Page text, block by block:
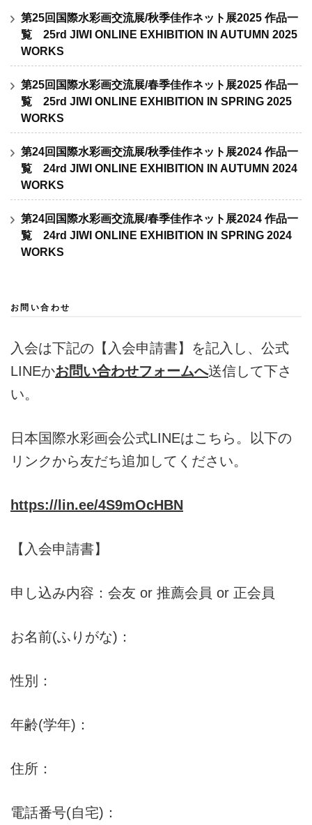
第25回国際水彩画交流展/秋季佳作ネット展2025 作品一
覧 25rd JIWI ONLINE EXHIBITION IN AUTUMN 2025
WORKS
第25回国際水彩画交流展/春季佳作ネット展2025 作品一
覧 25rd JIWI ONLINE EXHIBITION IN SPRING 2025
WORKS
第24回国際水彩画交流展/秋季佳作ネット展2024 作品一
覧 24rd JIWI ONLINE EXHIBITION IN AUTUMN 2024
WORKS
第24回国際水彩画交流展/春季佳作ネット展2024 作品一
覧 24rd JIWI ONLINE EXHIBITION IN SPRING 2024
WORKS
お問い合わせ
入会は下記の【入会申請書】を記入し、公式
LINEかお問い合わせフォームへ送信して下さ
い。
日本国際水彩画会公式LINEはこちら。以下の
リンクから友だち追加してください。
https://lin.ee/4S9mOcHBN
【入会申請書】
申し込み内容：会友 or 推薦会員 or 正会員
お名前(ふりがな)：
性別：
年齢(学年)：
住所：
電話番号(自宅)：